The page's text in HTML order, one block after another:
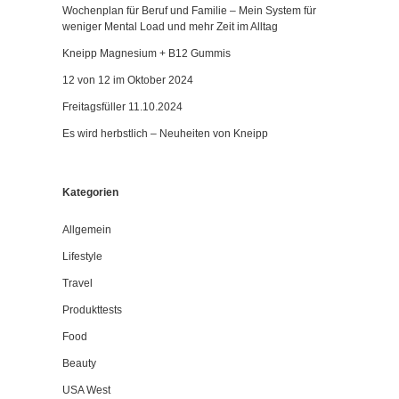
Wochenplan für Beruf und Familie – Mein System für
weniger Mental Load und mehr Zeit im Alltag
Kneipp Magnesium + B12 Gummis
12 von 12 im Oktober 2024
Freitagsfüller 11.10.2024
Es wird herbstlich – Neuheiten von Kneipp
Kategorien
Allgemein
Lifestyle
Travel
Produkttests
Food
Beauty
USA West